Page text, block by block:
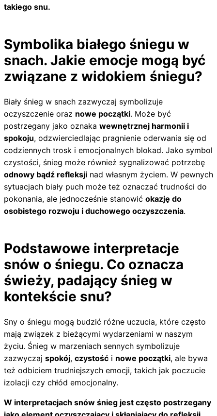
takiego snu.
Symbolika białego śniegu w
snach. Jakie emocje mogą być
związane z widokiem śniegu?
Biały śnieg w snach zazwyczaj symbolizuje
oczyszczenie oraz nowe początki. Może być
postrzegany jako oznaka wewnętrznej harmonii i
spokoju, odzwierciedlając pragnienie oderwania się od
codziennych trosk i emocjonalnych blokad. Jako symbol
czystości, śnieg może również sygnalizować potrzebę
odnowy bądź refleksji nad własnym życiem. W pewnych
sytuacjach biały puch może też oznaczać trudności do
pokonania, ale jednocześnie stanowić okazję do
osobistego rozwoju i duchowego oczyszczenia.
Podstawowe interpretacje
snów o śniegu. Co oznacza
świeży, padający śnieg w
kontekście snu?
Sny o śniegu mogą budzić różne uczucia, które często
mają związek z bieżącymi wydarzeniami w naszym
życiu. Śnieg w marzeniach sennych symbolizuje
zazwyczaj spokój, czystość i nowe początki, ale bywa
też odbiciem trudniejszych emocji, takich jak poczucie
izolacji czy chłód emocjonalny.
W interpretacjach snów śnieg jest często postrzegany